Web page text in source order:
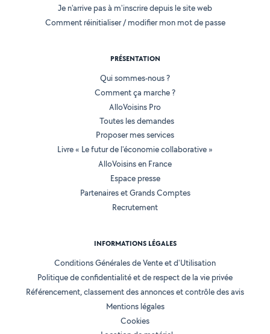
Je n'arrive pas à m'inscrire depuis le site web
Comment réinitialiser / modifier mon mot de passe
PRÉSENTATION
Qui sommes-nous ?
Comment ça marche ?
AlloVoisins Pro
Toutes les demandes
Proposer mes services
Livre « Le futur de l'économie collaborative »
AlloVoisins en France
Espace presse
Partenaires et Grands Comptes
Recrutement
INFORMATIONS LÉGALES
Conditions Générales de Vente et d'Utilisation
Politique de confidentialité et de respect de la vie privée
Référencement, classement des annonces et contrôle des avis
Mentions légales
Cookies